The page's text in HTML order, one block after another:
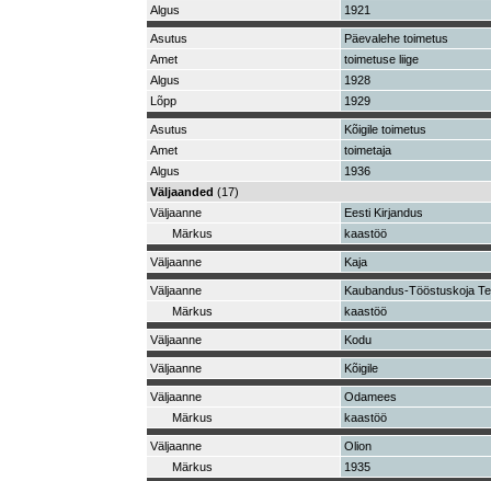
Algus
1921
Asutus
Päevalehe toimetus
Amet
toimetuse liige
Algus
1928
Lõpp
1929
Asutus
Kõigile toimetus
Amet
toimetaja
Algus
1936
Väljaanded (17)
Väljaanne
Eesti Kirjandus
Märkus
kaastöö
Väljaanne Kaja
Väljaanne
Kaubandus-Tööstuskoja
Märkus
kaastöö
Väljaanne Kodu
Väljaanne Kõigile
Väljaanne
Odamees
Märkus
kaastöö
Väljaanne
Olion
Märkus
1935